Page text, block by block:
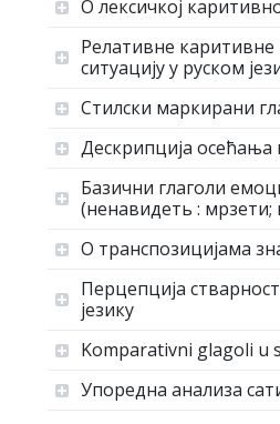
О лексичкој
Релативне каритивне
ситуацију у руском
Стилски маркирани
Дескрипција осећања
Базични глаголи
(ненавидеть : мрзети;
О транспозицијама
Перцепција
језику
Komparativni glagoli u
Упоредна анализа